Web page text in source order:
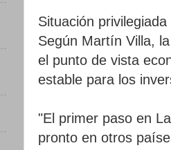
Situación privilegiada
Según Martín Villa,
el punto de vista
estable para los
"El primer paso en
pronto en otros